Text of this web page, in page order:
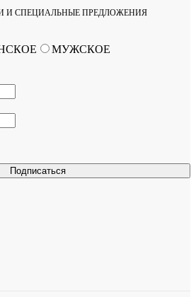
И СПЕЦИАЛЬНЫЕ ПРЕДЛОЖЕНИЯ
Подписаться
МУЖСКОЕ